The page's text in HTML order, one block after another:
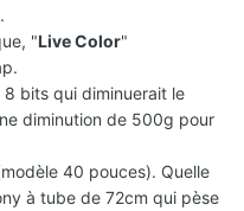
"Live Color"
bits qui diminuerait le
diminution de 500g pour
40 pouces). Quelle
à tube de 72cm qui pèse